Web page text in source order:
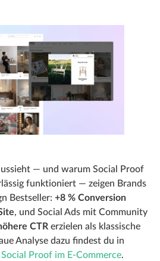
— und warum Social Proof
funktioniert — zeigen Brands
Bestseller: +8 % Conversion
, und Social Ads mit Community
CTR erzielen als klassische
Analyse dazu findest du in
Social Proof im E-Commerce.